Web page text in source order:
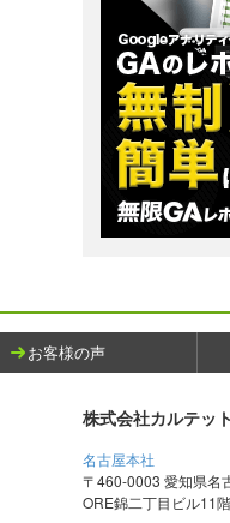
お客様の声
株式会社カルテッ
名古屋本社
〒460-0003 愛知県名
ORE錦二丁目ビル11階